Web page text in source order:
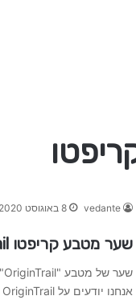
vedante 8 באוגוסט 2020
שער מטבע קריפטו OriginTrail